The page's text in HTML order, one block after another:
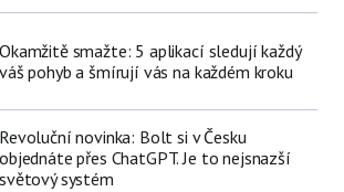
Okamžitě smažte: 5 aplikací sledují každý
váš pohyb a šmírují vás na každém kroku
Revoluční novinka: Bolt si v Česku
objednáte přes ChatGPT. Je to nejsnazší
světový systém